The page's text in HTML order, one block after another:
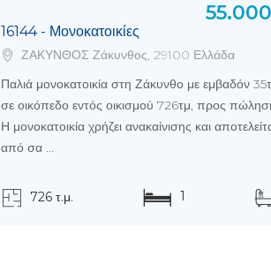
16144 - Μονοκατοικίες
ΖΑΚΥΝΘΟΣ Ζάκυνθος, 29100 Ελλάδα
Παλιά μονοκατοικία στη Ζάκυνθο με εμβαδόν
σε οικόπεδο εντός οικισμού 726τμ, προς
Η μονοκατοικία χρήζει ανακαίνισης και
από σα ...
726 τ.μ. 1